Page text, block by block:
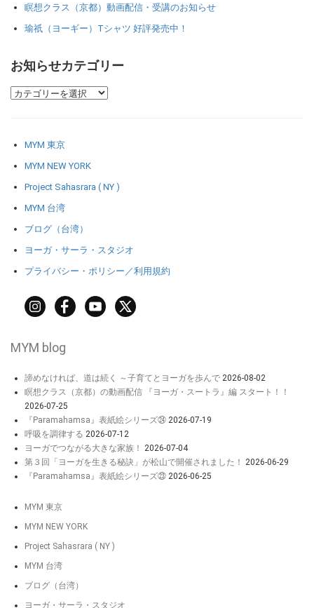
瞑想クラス（京都）動画配信・受講のお知らせ
瑜祇（ヨーギー）Tシャツ 好評発売中！
お知らせカテゴリー
MYM 東京
MYM NEW YORK
Project Sahasrara ( NY )
MYM 台湾
ブログ（台湾）
ヨーガ・サーラ・スタジオ
プライバシー・ポリシー／利用規約
MYM blog
諦めなければ、道は続く ～子育てとヨーガを歩んで 2026-08-02
瞑想クラス（京都）の動画配信 『ヨーガ・スートラ』編 スタート！！
2026-07-25
『Paramahamsa』表紙絵シリーズ㉔ 2026-07-19
呼吸を調律する 2026-07-12
ヨーガでつながる大きな家族！ 2026-07-04
第３回「ヨーガを生きる秘訣」が松山で開催されました！ 2026-06-29
『Paramahamsa』表紙絵シリーズ㉓ 2026-06-25
MYM 東京
MYM NEW YORK
Project Sahasrara ( NY )
MYM 台湾
ブログ（台湾）
ヨーガ・サーラ・スタジオ